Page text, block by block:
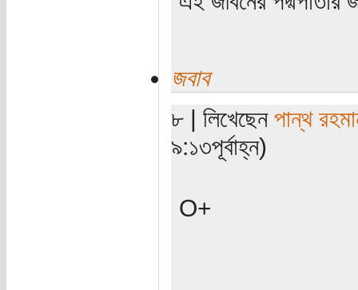
জবাব
৮ | লিখেছেন পান্থ
৯:১৩পূর্বাহ্ন)
O+